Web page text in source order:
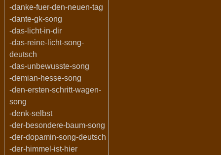
-danke-fuer-den-neuen-tag
-dante-gk-song
-das-licht-in-dir
-das-reine-licht-song-
deutsch
-das-unbewusste-song
-demian-hesse-song
-den-ersten-schritt-wagen-
song
-denk-selbst
-der-besondere-baum-song
-der-dopamin-song-deutsch
-der-himmel-ist-hier